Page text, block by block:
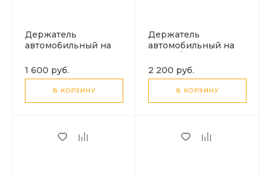
Держатель
автомобильный на
беспроводной
зарядкой, HW17,
HOCO, фиолетовый
1 600 руб.
В КОРЗИНУ
Держатель
автомобильный на
магнитный, H86,
HOCO, серый
2 200 руб.
В КОРЗИНУ